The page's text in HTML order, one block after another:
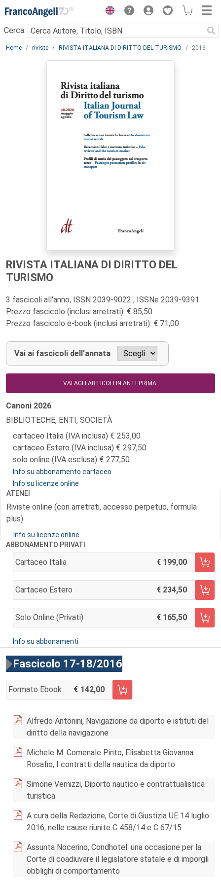
Menu
Cerca:
Main content
Home riviste RIVISTA ITALIANA DI DIRITTO DEL TURISMO 2016
RIVISTA ITALIANA DI DIRITTO DEL
TURISMO
3 fascicoli all'anno, ISSN 2039-9022 , ISSNe 2039-9391
Prezzo fascicolo (inclusi arretrati): € 85,50
Prezzo fascicolo e-book (inclusi arretrati): € 71,00
Vai ai fascicoli dell’annata
VAI AGLI ARTICOLI IN ANTEPRIMA.
Canoni 2026
BIBLIOTECHE, ENTI, SOCIETÀ
cartaceo Italia (IVA inclusa)
253,00
cartaceo Estero (IVA inclusa)
297,50
solo online (IVA esclusa)
277,50
Info su abbonamento cartaceo
Info su licenze online
ATENEI
Riviste online (con arretrati, accesso perpetuo, formula
plus)
Info su licenze online
ABBONAMENTO PRIVATI
Cartaceo Italia 199,00
AGGIUNGI AL CARRELLO
Cartaceo Estero 234,50
AGGIUNGI AL CARRELLO
Solo Online (privati) 165,50
AGGIUNGI AL CARRELLO
Info su abbonamenti
Fascicolo 17-18/2016
Formato Ebook 142,00
AGGIUNGI AL CARRELLO FASCICOLO 17-18/2016
Alfredo Antonini, Navigazione da diporto e istituti del
diritto della navigazione
Michele M. Comenale Pinto, Elisabetta Giovanna
Rosafio, I contratti della nautica da diporto
Simone Vernizzi, Diporto nautico e contrattualistica
turistica
A cura della Redazione, Corte di Giustizia UE 14 luglio
2016, nelle cause riunite C 458/14 e C 67/15
Assunta Nocerino, Condhotel: una occasione per la
Corte di coadiuvare il legislatore statale e di imporgli
obblighi di comportamento